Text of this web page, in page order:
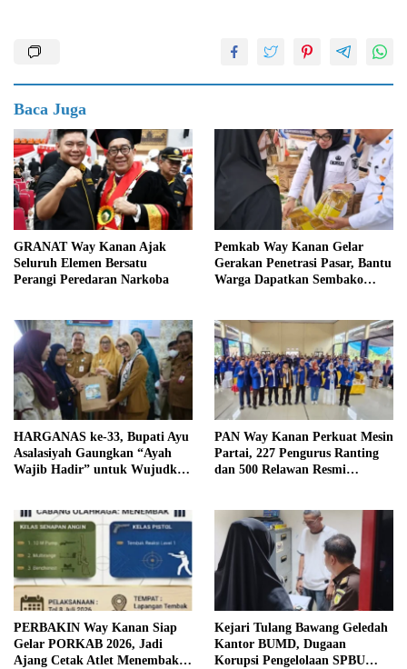
Baca Juga
GRANAT Way Kanan Ajak
Seluruh Elemen Bersatu
Perangi Peredaran Narkoba
Pemkab Way Kanan Gelar
Gerakan Penetrasi Pasar, Bantu
Warga Dapatkan Sembako
HARGANAS ke-33, Bupati Ayu
Asalasiyah Gaungkan “Ayah
Wajib Hadir” untuk Wujudkan
PAN Way Kanan Perkuat Mesin
Partai, 227 Pengurus Ranting
dan 500 Relawan Resmi
PERBAKIN Way Kanan Siap
Gelar PORKAB 2026, Jadi
Ajang Cetak Atlet Menembak
Kejari Tulang Bawang Geledah
Kantor BUMD, Dugaan
Korupsi Pengelolaan SPBU